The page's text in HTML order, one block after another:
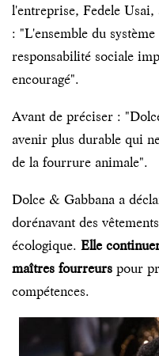
l'entreprise, Fedele
: "L'ensemble du
responsabilité sociale
encouragé".
Avant de préciser :
avenir plus durable qui
de la fourrure animale".
Dolce & Gabbana a
dorénavant des
écologique. Elle
maîtres fourreurs pour
compétences.